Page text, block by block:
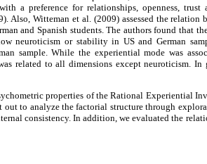
a preference for relationships, openness, trust
Witteman et al. (2009) assessed the relation
and Spanish students. The authors found that
neuroticism or stability in US and German
sample. While the experiential mode was
related to all dimensions except neuroticism. In
properties of the Rational Experiential
to analyze the factorial structure through
consistency. In addition, we evaluated the